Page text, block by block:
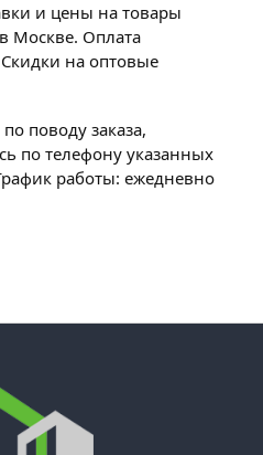
и цены на товары
Москве. Оплата
на оптовые
поводу заказа,
по телефону указанных
работы: ежедневно